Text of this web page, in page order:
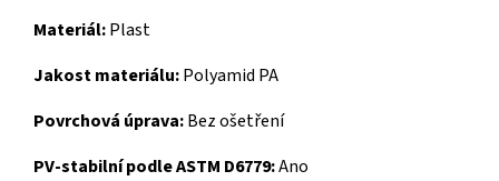
Materiál:Plast
Jakost materiálu:Polyamid PA
Povrchová úprava:Bez ošetření
PV-stabilní podle ASTM D6779:Ano